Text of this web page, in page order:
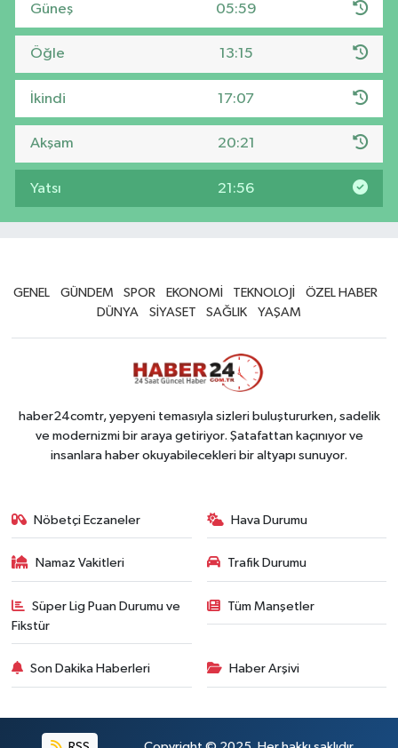
Güneş 05:59
Öğle 13:15
İkindi 17:07
Akşam 20:21
Yatsı 21:56
GENEL GÜNDEM SPOR EKONOMİ TEKNOLOJİ
ÖZEL HABER
DÜNYA
SİYASET SAĞLIK YAŞAM
haber24comtr, yepyeni temasıyla sizleri buluştururken, sadelik
ve modernizmi bir araya getiriyor. Şatafattan kaçınıyor ve
insanlara haber okuyabilecekleri bir altyapı sunuyor.
Nöbetçi Eczaneler Hava Durumu
Namaz Vakitleri Trafik Durumu
Süper Lig Puan Durumu ve
Fikstür
Tüm Manşetler
Son Dakika Haberleri Haber Arşivi